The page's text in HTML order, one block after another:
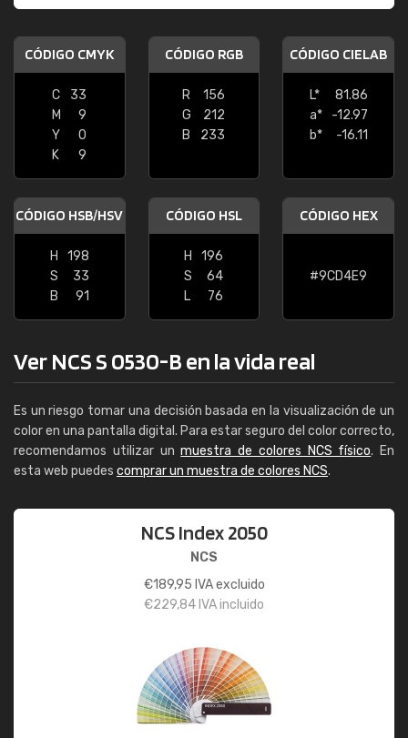
CÓDIGO CMYK
C
33
M
9
Y
0
K
9
CÓDIGO RGB
R
156
G
212
B
233
CÓDIGO CIELAB
L*
81.86
a*
-12.97
b*
-16.11
CÓDIGO HSB/HSV
H
198
S
33
B
91
CÓDIGO HSL
H
196
S
64
L
76
CÓDIGO HEX
#9CD4E9
Ver NCS S 0530-B en la vida real
Es un riesgo tomar una decisión basada en la visualización de un
color en una pantalla digital. Para estar seguro del color correcto,
recomendamos utilizar unmuestra de colores NCS físico. En
esta web puedes comprar un muestra de colores NCS.
NCS Index 2050
NCS
€189,95 IVA excluido
€229,84 IVA incluido